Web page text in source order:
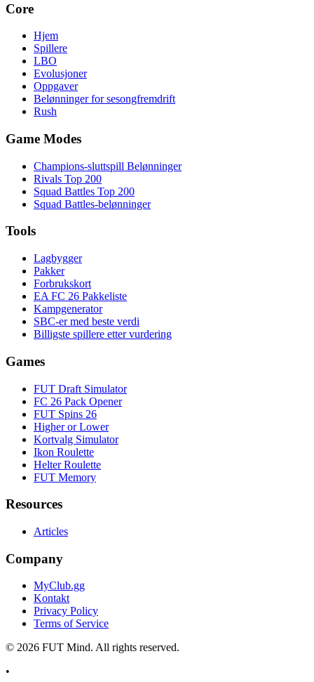
Core
Hjem
Spillere
LBO
Evolusjoner
Oppgaver
Belønninger for sesongfremdrift
Rush
Game Modes
Champions-sluttspill Belønninger
Rivals Top 200
Squad Battles Top 200
Squad Battles-belønninger
Tools
Lagbygger
Pakker
Forbrukskort
EA FC 26 Pakkeliste
Kampgenerator
SBC-er med beste verdi
Billigste spillere etter vurdering
Games
FUT Draft Simulator
FC 26 Pack Opener
FUT Spins 26
Higher or Lower
Kortvalg Simulator
Ikon Roulette
Helter Roulette
FUT Memory
Resources
Articles
Company
MyClub.gg
Kontakt
Privacy Policy
Terms of Service
© 2026 FUT Mind. All rights reserved.
•